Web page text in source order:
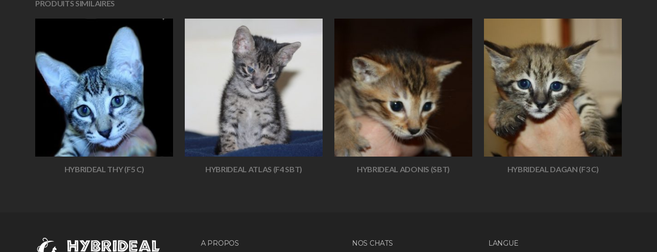
PRODUITS SIMILAIRES
HYBRIDEAL THY (F5 C) HYBRIDEAL ATLAS (F4 SBT) HYBRIDEAL ADONIS (SBT) HYBRIDEAL DAGAN (F3 C)
A PROPOS NOS CHATS LANGUE